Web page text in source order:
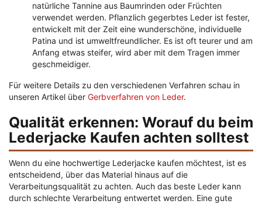
natürliche Tannine aus Baumrinden oder Früchten
verwendet werden. Pflanzlich gegerbtes Leder ist fester,
entwickelt mit der Zeit eine wunderschöne, individuelle
Patina und ist umweltfreundlicher. Es ist oft teurer und am
Anfang etwas steifer, wird aber mit dem Tragen immer
geschmeidiger.
Für weitere Details zu den verschiedenen Verfahren schau in
unseren Artikel über Gerbverfahren von Leder.
Qualität erkennen: Worauf du beim
Lederjacke Kaufen achten solltest
Wenn du eine hochwertige Lederjacke kaufen möchtest, ist es
entscheidend, über das Material hinaus auf die
Verarbeitungsqualität zu achten. Auch das beste Leder kann
durch schlechte Verarbeitung entwertet werden. Eine gute